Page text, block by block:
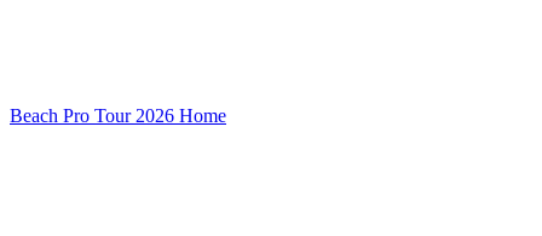
Beach Pro Tour 2026 Home